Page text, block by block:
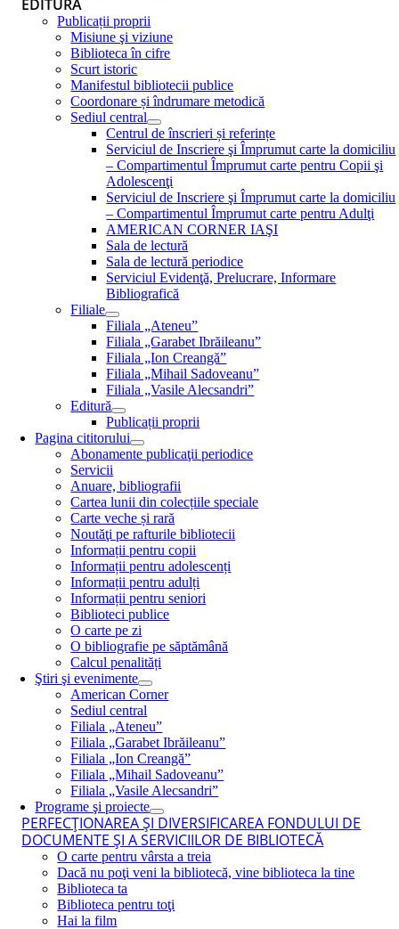
EDITURĂ
Publicații proprii
Misiune şi viziune
Biblioteca în cifre
Scurt istoric
Manifestul bibliotecii publice
Coordonare și îndrumare metodică
Sediul central
Centrul de înscrieri și referințe
Serviciul de Inscriere şi Împrumut carte la domiciliu
– Compartimentul Împrumut carte pentru Copii şi
Adolescenţi
Serviciul de Inscriere şi Împrumut carte la domiciliu
– Compartimentul Împrumut carte pentru Adulţi
AMERICAN CORNER IAŞI
Sala de lectură
Sala de lectură periodice
Serviciul Evidenţă, Prelucrare, Informare
Bibliografică
Filiale
Filiala „Ateneu”
Filiala „Garabet Ibrăileanu”
Filiala „Ion Creangă”
Filiala „Mihail Sadoveanu”
Filiala „Vasile Alecsandri”
Editură
Publicații proprii
Pagina cititorului
Abonamente publicaţii periodice
Servicii
Anuare, bibliografii
Cartea lunii din colecțiile speciale
Carte veche și rară
Noutăţi pe rafturile bibliotecii
Informații pentru copii
Informații pentru adolescenți
Informații pentru adulți
Informații pentru seniori
Biblioteci publice
O carte pe zi
O bibliografie pe săptămână
Calcul penalități
Ştiri şi evenimente
American Corner
Sediul central
Filiala „Ateneu”
Filiala „Garabet Ibrăileanu”
Filiala „Ion Creangă”
Filiala „Mihail Sadoveanu”
Filiala „Vasile Alecsandri”
Programe şi proiecte
PERFECŢIONAREA ŞI DIVERSIFICAREA FONDULUI DE
DOCUMENTE ŞI A SERVICIILOR DE BIBLIOTECĂ
O carte pentru vârsta a treia
Dacă nu poţi veni la bibliotecă, vine biblioteca la tine
Biblioteca ta
Biblioteca pentru toţi
Hai la film